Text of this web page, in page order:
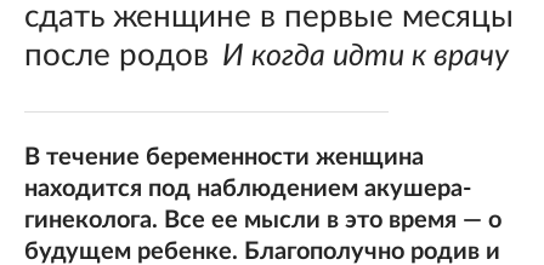
сдать женщине в первые месяцы
после родов И когда идти к врачу
В течение беременности женщина
находится под наблюдением акушера-
гинеколога. Все ее мысли в это время — о
будущем ребенке. Благополучно родив и